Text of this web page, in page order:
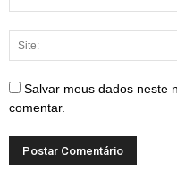
Salvar meus dados neste
comentar.